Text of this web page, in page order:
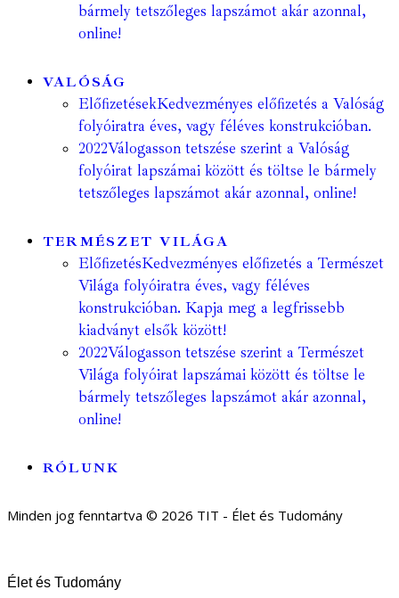
bármely tetszőleges lapszámot akár azonnal,
online!
VALÓSÁG
ElőfizetésekKedvezményes előfizetés a Valóság
folyóiratra éves, vagy féléves konstrukcióban.
2022Válogasson tetszése szerint a Valóság
folyóirat lapszámai között és töltse le bármely
tetszőleges lapszámot akár azonnal, online!
TERMÉSZET VILÁGA
ElőfizetésKedvezményes előfizetés a Természet
Világa folyóiratra éves, vagy féléves
konstrukcióban. Kapja meg a legfrissebb
kiadványt elsők között!
2022Válogasson tetszése szerint a Természet
Világa folyóirat lapszámai között és töltse le
bármely tetszőleges lapszámot akár azonnal,
online!
RÓLUNK
Minden jog fenntartva © 2026 TIT - Élet és Tudomány
Élet és Tudomány